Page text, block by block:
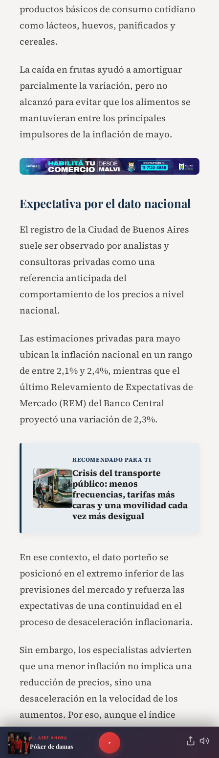
productos básicos de consumo cotidiano
como lácteos, huevos, panificados y
cereales.
La caída en frutas ayudó a amortiguar
parcialmente la variación, pero no
alcanzó para evitar que los alimentos se
mantuvieran entre los principales
impulsores de la inflación de mayo.
Expectativa por el dato nacional
El registro de la Ciudad de Buenos Aires
suele ser observado por analistas y
consultoras privadas como una
referencia anticipada del
comportamiento de los precios a nivel
nacional.
Las estimaciones privadas para mayo
ubican la inflación nacional en un rango
de entre 2,1% y 2,4%, mientras que el
último Relevamiento de Expectativas de
Mercado (REM) del Banco Central
proyectó una variación de 2,3%.
RECOMENDADO PARA TI
Crisis del transporte
público: menos
frecuencias, tarifas más
caras y una movilidad cada
vez más desigual
En ese contexto, el dato porteño se
posicionó en el extremo inferior de las
previsiones del mercado y refuerza las
expectativas de una continuidad en el
proceso de desaceleración inflacionaria.
Sin embargo, los especialistas advierten
que una menor inflación no implica una
reducción de precios, sino una
desaceleración en la velocidad de los
aumentos. Por eso, aunque el índice
muestra señales positivas, el impacto
sobre el poder adquisitivo de salarios y
AL AIRE AHORA
Póker de damas